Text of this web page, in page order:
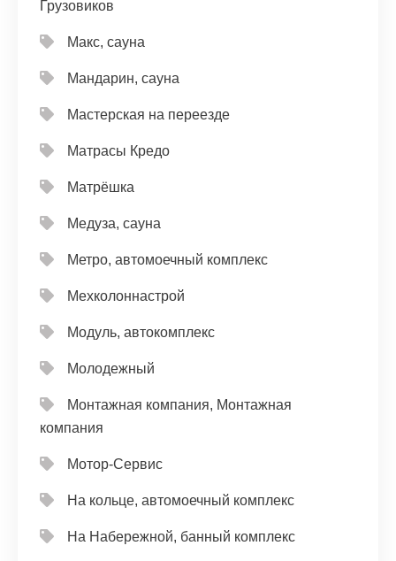
Грузовиков
Макс, сауна
Мандарин, сауна
Мастерская на переезде
Матрасы Кредо
Матрёшка
Медуза, сауна
Метро, автомоечный комплекс
Мехколоннастрой
Модуль, автокомплекс
Молодежный
Монтажная компания, Монтажная
компания
Мотор-Сервис
На кольце, автомоечный комплекс
На Набережной, банный комплекс